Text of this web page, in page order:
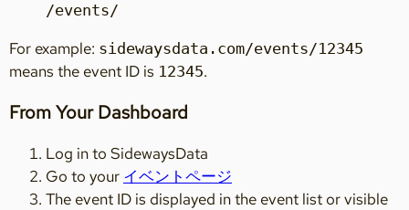
/events/
For example: sidewaysdata.com/events/12345
means the event ID is 12345.
From Your Dashboard
Log in to SidewaysData
Go to your イベントページ
The event ID is displayed in the event list or visible